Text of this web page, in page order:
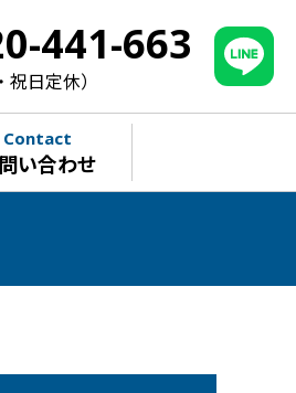
441-663
日定休）
Contact
い合わせ